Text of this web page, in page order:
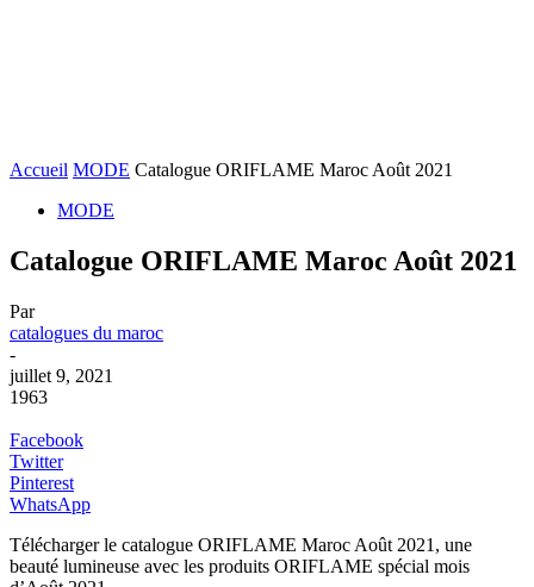
Accueil MODE Catalogue ORIFLAME Maroc Août 2021
MODE
Catalogue ORIFLAME Maroc Août 2021
Par
catalogues du maroc
-
juillet 9, 2021
1963
Facebook
Twitter
Pinterest
WhatsApp
Télécharger le catalogue ORIFLAME Maroc Août 2021, une
beauté lumineuse avec les produits ORIFLAME spécial mois